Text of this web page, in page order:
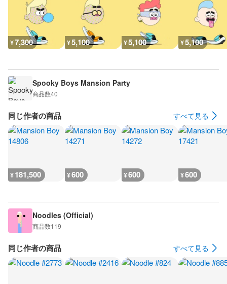
¥7,300 ¥5,100 ¥5,100 ¥5,100
Spooky Boys Mansion Party
商品数40
同じ作者の商品 すべて見る
¥181,500 ¥600 ¥600 ¥600
Noodles (Official)
商品数119
同じ作者の商品 すべて見る